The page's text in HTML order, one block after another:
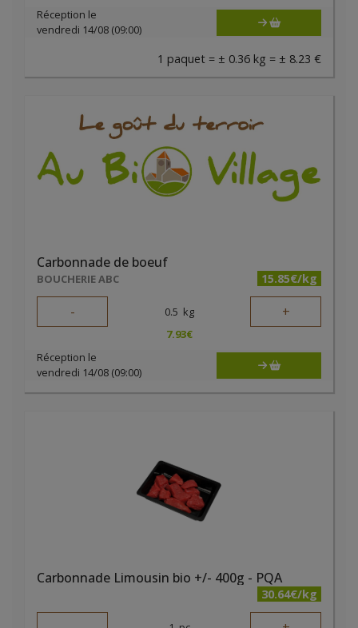
Réception le
vendredi 14/08 (09:00)
1 paquet = ± 0.36 kg = ± 8.23 €
Carbonnade de boeuf
BOUCHERIE ABC 15.85€/kg
- 0.5 kg +
7.93€
Réception le
vendredi 14/08 (09:00)
Carbonnade Limousin bio +/- 400g - PQA
30.64€/kg